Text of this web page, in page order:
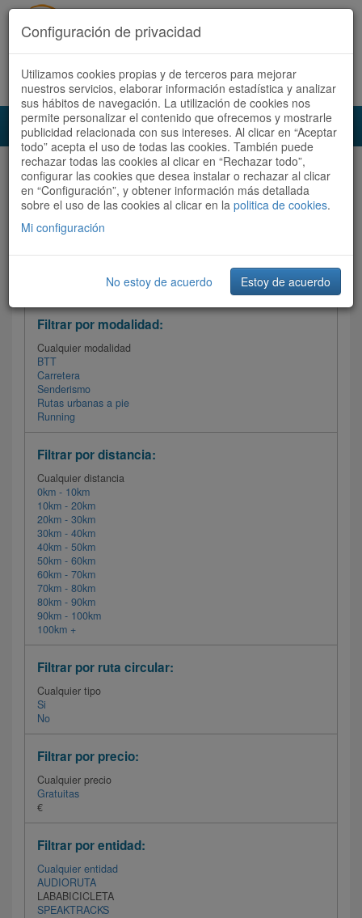
Acceder Registrate ahora Español | Català
Audioruta Todas las rutas
Todas las rutas
Ordenar por: Más recientes /
Filtrar las rutas
Filtrar por modalidad:
Cualquier modalidad
BTT
Carretera
Senderismo
Rutas urbanas a pie
Running
Filtrar por distancia:
Cualquier distancia
0km - 10km
10km - 20km
20km - 30km
30km - 40km
40km - 50km
50km - 60km
60km - 70km
70km - 80km
80km - 90km
90km - 100km
100km +
Filtrar por ruta circular:
Cualquier tipo
Si
No
Filtrar por precio:
Cualquier precio
Gratuitas
€
Filtrar por entidad:
Cualquier entidad
AUDIORUTA
LABABICICLETA
SPEAKTRACKS
Configuración de privacidad
Utilizamos cookies propias y de terceros para mejorar
nuestros servicios, elaborar información estadística y analizar
sus hábitos de navegación. La utilización de cookies nos
permite personalizar el contenido que ofrecemos y mostrarle
publicidad relacionada con sus intereses. Al clicar en “Aceptar
todo” acepta el uso de todas las cookies. También puede
rechazar todas las cookies al clicar en “Rechazar todo”,
configurar las cookies que desea instalar o rechazar al clicar
en “Configuración”, y obtener información más detallada
sobre el uso de las cookies al clicar en la politica de cookies.
Mi configuración
No estoy de acuerdo Estoy de acuerdo